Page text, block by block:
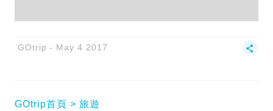
GOtrip May 4 2017
GOtrip首頁 旅遊